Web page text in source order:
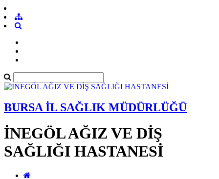
BURSA İL SAĞLIK MÜDÜRLÜĞÜ
İNEGÖL AĞIZ VE DİŞ
SAĞLIĞI HASTANESİ